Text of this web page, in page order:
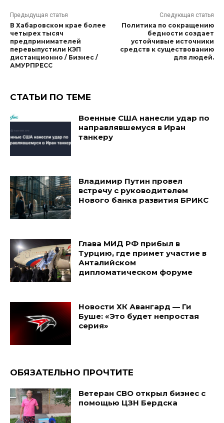
Предыдущая статья
В Хабаровском крае более
четырех тысяч
предпринимателей
перевыпустили КЭП
дистанционно / Бизнес /
АМУРПРЕСС
Следующая статья
Политика по сокращению
бедности создает
устойчивые источники
средств к существованию
для людей.
СТАТЬИ ПО ТЕМЕ
Военные США нанесли удар по
направлявшемуся в Иран
танкеру
Владимир Путин провел
встречу с руководителем
Нового банка развития БРИКС
Глава МИД РФ прибыл в
Турцию, где примет участие в
Анталийском
дипломатическом форуме
Новости ХК Авангард — Ги
Буше: «Это будет непростая
серия»
ОБЯЗАТЕЛЬНО ПРОЧТИТЕ
Ветеран СВО открыл бизнес с
помощью ЦЗН Бердска